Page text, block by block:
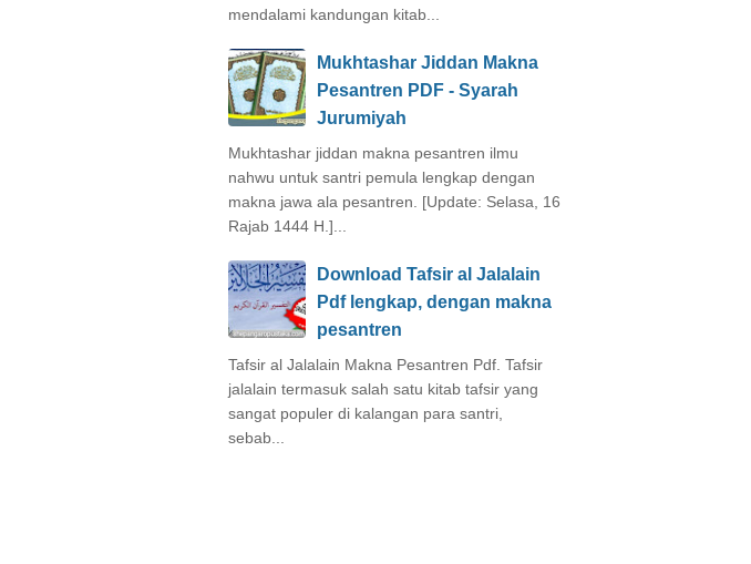
mendalami kandungan kitab...
Mukhtashar Jiddan Makna
Pesantren PDF - Syarah
Jurumiyah
Mukhtashar jiddan makna pesantren ilmu
nahwu untuk santri pemula lengkap dengan
makna jawa ala pesantren. [Update: Selasa, 16
Rajab 1444 H.]...
Download Tafsir al Jalalain
Pdf lengkap, dengan makna
pesantren
Tafsir al Jalalain Makna Pesantren Pdf. Tafsir
jalalain termasuk salah satu kitab tafsir yang
sangat populer di kalangan para santri,
sebab...